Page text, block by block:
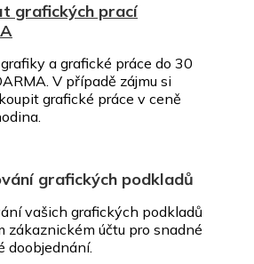
grafických prací
a grafické práce do 30
V případě zájmu si
grafické práce v ceně
grafických podkladů
vašich grafických podkladů
zákaznickém účtu pro snadné
doobjednání.